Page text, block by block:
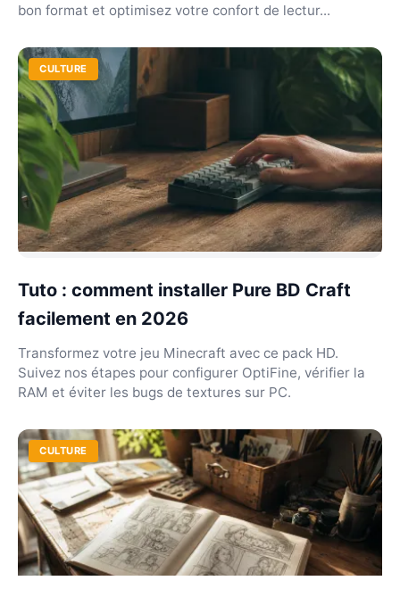
bon format et optimisez votre confort de lectur...
CULTURE
Tuto : comment installer Pure BD Craft
facilement en 2026
Transformez votre jeu Minecraft avec ce pack HD.
Suivez nos étapes pour configurer OptiFine, vérifier la
RAM et éviter les bugs de textures sur PC.
CULTURE